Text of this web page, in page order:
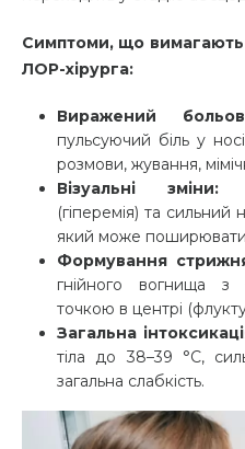
Симптоми, що
ЛОР-хірурга:
Виражений
пульсуючий біль у
розмови, жування,
Візуальні зміни:
(гіперемія) та
який може
Формування
гнійного вогнища
точкою в центрі
Загальна
тіла до 38–39 °C,
загальна слабкість.